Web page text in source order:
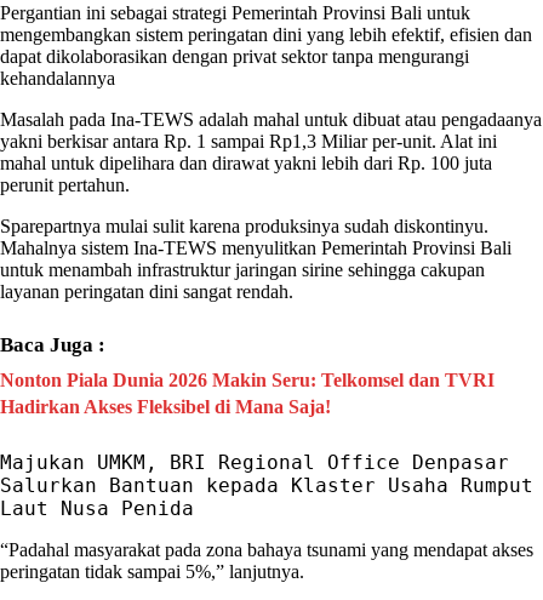
Pergantian ini sebagai strategi Pemerintah Provinsi Bali untuk
mengembangkan sistem peringatan dini yang lebih efektif, efisien dan
dapat dikolaborasikan dengan privat sektor tanpa mengurangi
kehandalannya
Masalah pada Ina-TEWS adalah mahal untuk dibuat atau pengadaanya
yakni berkisar antara Rp. 1 sampai Rp1,3 Miliar per-unit. Alat ini
mahal untuk dipelihara dan dirawat yakni lebih dari Rp. 100 juta
perunit pertahun.
Sparepartnya mulai sulit karena produksinya sudah diskontinyu.
Mahalnya sistem Ina-TEWS menyulitkan Pemerintah Provinsi Bali
untuk menambah infrastruktur jaringan sirine sehingga cakupan
layanan peringatan dini sangat rendah.
Baca Juga :
Nonton Piala Dunia 2026 Makin Seru: Telkomsel dan TVRI
Hadirkan Akses Fleksibel di Mana Saja!
Majukan UMKM, BRI Regional Office Denpasar
Salurkan Bantuan kepada Klaster Usaha Rumput
Laut Nusa Penida
“Padahal masyarakat pada zona bahaya tsunami yang mendapat akses
peringatan tidak sampai 5%,” lanjutnya.